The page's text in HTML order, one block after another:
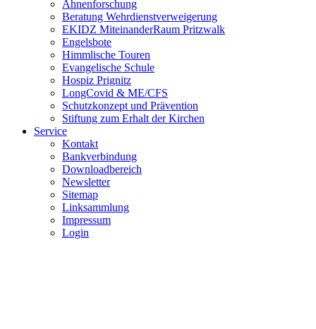
Ahnenforschung
Beratung Wehrdienstverweigerung
EKIDZ MiteinanderRaum Pritzwalk
Engelsbote
Himmlische Touren
Evangelische Schule
Hospiz Prignitz
LongCovid & ME/CFS
Schutzkonzept und Prävention
Stiftung zum Erhalt der Kirchen
Service
Kontakt
Bankverbindung
Downloadbereich
Newsletter
Sitemap
Linksammlung
Impressum
Login